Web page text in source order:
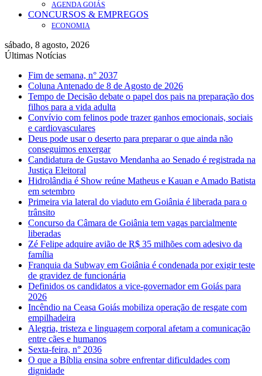
AGENDA GOIÁS
CONCURSOS & EMPREGOS
ECONOMIA
sábado, 8 agosto, 2026
Últimas Notícias
Fim de semana, n° 2037
Coluna Antenado de 8 de Agosto de 2026
Tempo de Decisão debate o papel dos pais na preparação dos
filhos para a vida adulta
Convívio com felinos pode trazer ganhos emocionais, sociais
e cardiovasculares
Deus pode usar o deserto para preparar o que ainda não
conseguimos enxergar
Candidatura de Gustavo Mendanha ao Senado é registrada na
Justiça Eleitoral
Hidrolândia é Show reúne Matheus e Kauan e Amado Batista
em setembro
Primeira via lateral do viaduto em Goiânia é liberada para o
trânsito
Concurso da Câmara de Goiânia tem vagas parcialmente
liberadas
Zé Felipe adquire avião de R$ 35 milhões com adesivo da
família
Franquia da Subway em Goiânia é condenada por exigir teste
de gravidez de funcionária
Definidos os candidatos a vice-governador em Goiás para
2026
Incêndio na Ceasa Goiás mobiliza operação de resgate com
empilhadeira
Alegria, tristeza e linguagem corporal afetam a comunicação
entre cães e humanos
Sexta-feira, n° 2036
O que a Bíblia ensina sobre enfrentar dificuldades com
dignidade